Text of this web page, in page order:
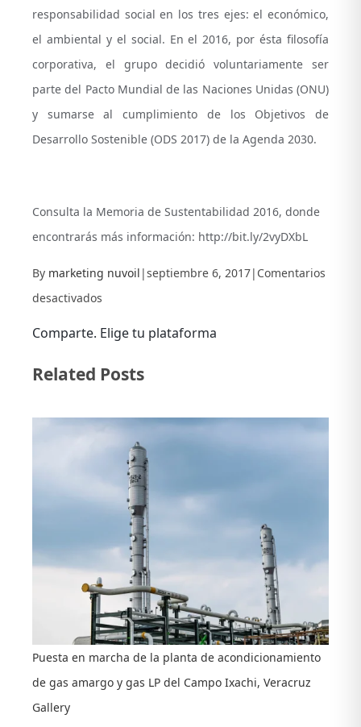
responsabilidad social en los tres ejes: el económico,
el ambiental y el social. En el 2016, por ésta filosofía
corporativa, el grupo decidió voluntariamente ser
parte del Pacto Mundial de las Naciones Unidas (ONU)
y sumarse al cumplimiento de los Objetivos de
Desarrollo Sostenible (ODS 2017) de la Agenda 2030.
Consulta la Memoria de Sustentabilidad 2016, donde
encontrarás más información: http://bit.ly/2vyDXbL
By marketing nuvoil |septiembre 6, 2017| Comentarios
desactivados
en
Plataforma
“Agosto
Comparte. Elige tu plataforma
Related Posts
Puesta en marcha de la planta de acondicionamiento
de gas amargo y gas LP del Campo Ixachi, Veracruz
Gallery